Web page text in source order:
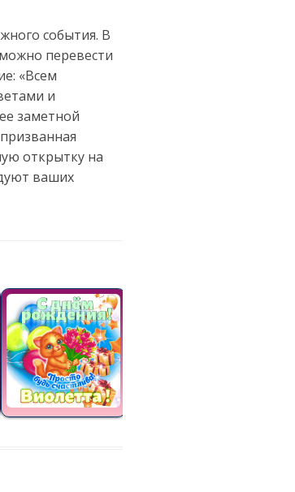
события. В
перевести
«Всем
и
заметной
открытку на
ваших